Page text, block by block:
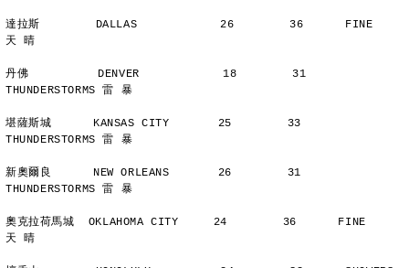
達拉斯        DALLAS            26        36      FINE
天 晴
丹佛          DENVER            18        31
THUNDERSTORMS 雷 暴
堪薩斯城      KANSAS CITY       25        33
THUNDERSTORMS 雷 暴
新奧爾良      NEW ORLEANS       26        31
THUNDERSTORMS 雷 暴
奧克拉荷馬城  OKLAHOMA CITY     24        36      FINE
天 晴